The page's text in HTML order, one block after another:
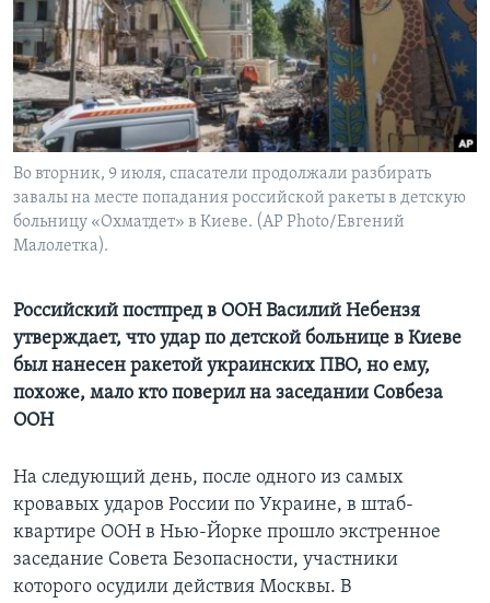
Learning English
СОЦИАЛЬНЫЕ СЕТИ
Языки
Во вторник, 9 июля, спасатели продолжали разбирать
завалы на месте попадания российской ракеты в детскую
больницу «Охматдет» в Киеве. (AP Photo/Евгений
Малолетка).
Российский постпред в ООН Василий Небензя
утверждает, что удар по детской больнице в Киеве
был нанесен ракетой украинских ПВО, но ему,
похоже, мало кто поверил на заседании Совбеза
ООН
На следующий день, после одного из самых
кровавых ударов России по Украине, в штаб-
квартире ООН в Нью-Йорке прошло экстренное
заседание Совета Безопасности, участники
которого осудили действия Москвы. В